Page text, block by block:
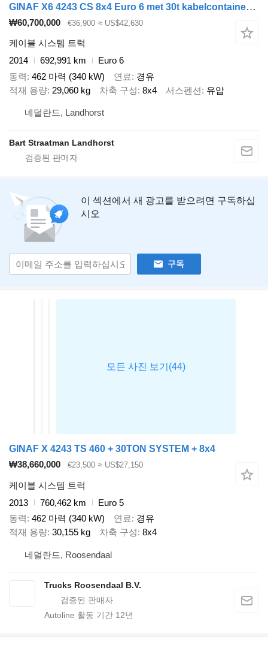
GINAF X6 4243 CS 8x4 Euro 6 met 30t kabelcontainersysteem
₩60,700,000 €36,900 ≈ US$42,630
케이블 시스템 트럭
2014
692,991 km
Euro 6
동력 462 마력 (340 kW) 연료
경유
적재 용량 29,060 kg 차축 구성 8x4 서스펜션 유압
네덜란드, Landhorst
Bart Straatman Landhorst
이 섹션에서 새 광고를 받으려면 구독하십
시오
구독
GINAF X 4243 TS 460 + 30TON SYSTEM + 8x4
₩38,660,000
€23,500 ≈ US$27,150
케이블 시스템 트럭
2013
760,462 km
Euro 5
동력 462 마력 (340 kW) 연료
경유
적재 용량 30,155 kg 차축 구성 8x4
네덜란드, Roosendaal
Trucks Roosendaal B.V.
Autoline 활동 기간 12년